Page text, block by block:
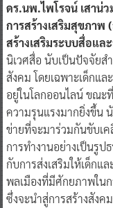
ดร.นพ.ไพโรจน์ เสาน่
การสร้างเสริมสุขภาพ
สร้างเสริมระบบสื่อแ
นิเวศสื่อ นับเป็นปัจจัย
สังคม โดยเฉพาะเด็กแ
อยู่ในโลกออนไลน์ ขณ
ความรุนแรงมากยิ่งขึ้น
ข่ายที่จะมาร่วมกันขับเค
การทำงานอย่างเป็นรู
กับการส่งเสริมให้เด็กแ
พลเมืองที่มีศักยภาพในก
ซึ่งจะนำสู่การสร้างสังค